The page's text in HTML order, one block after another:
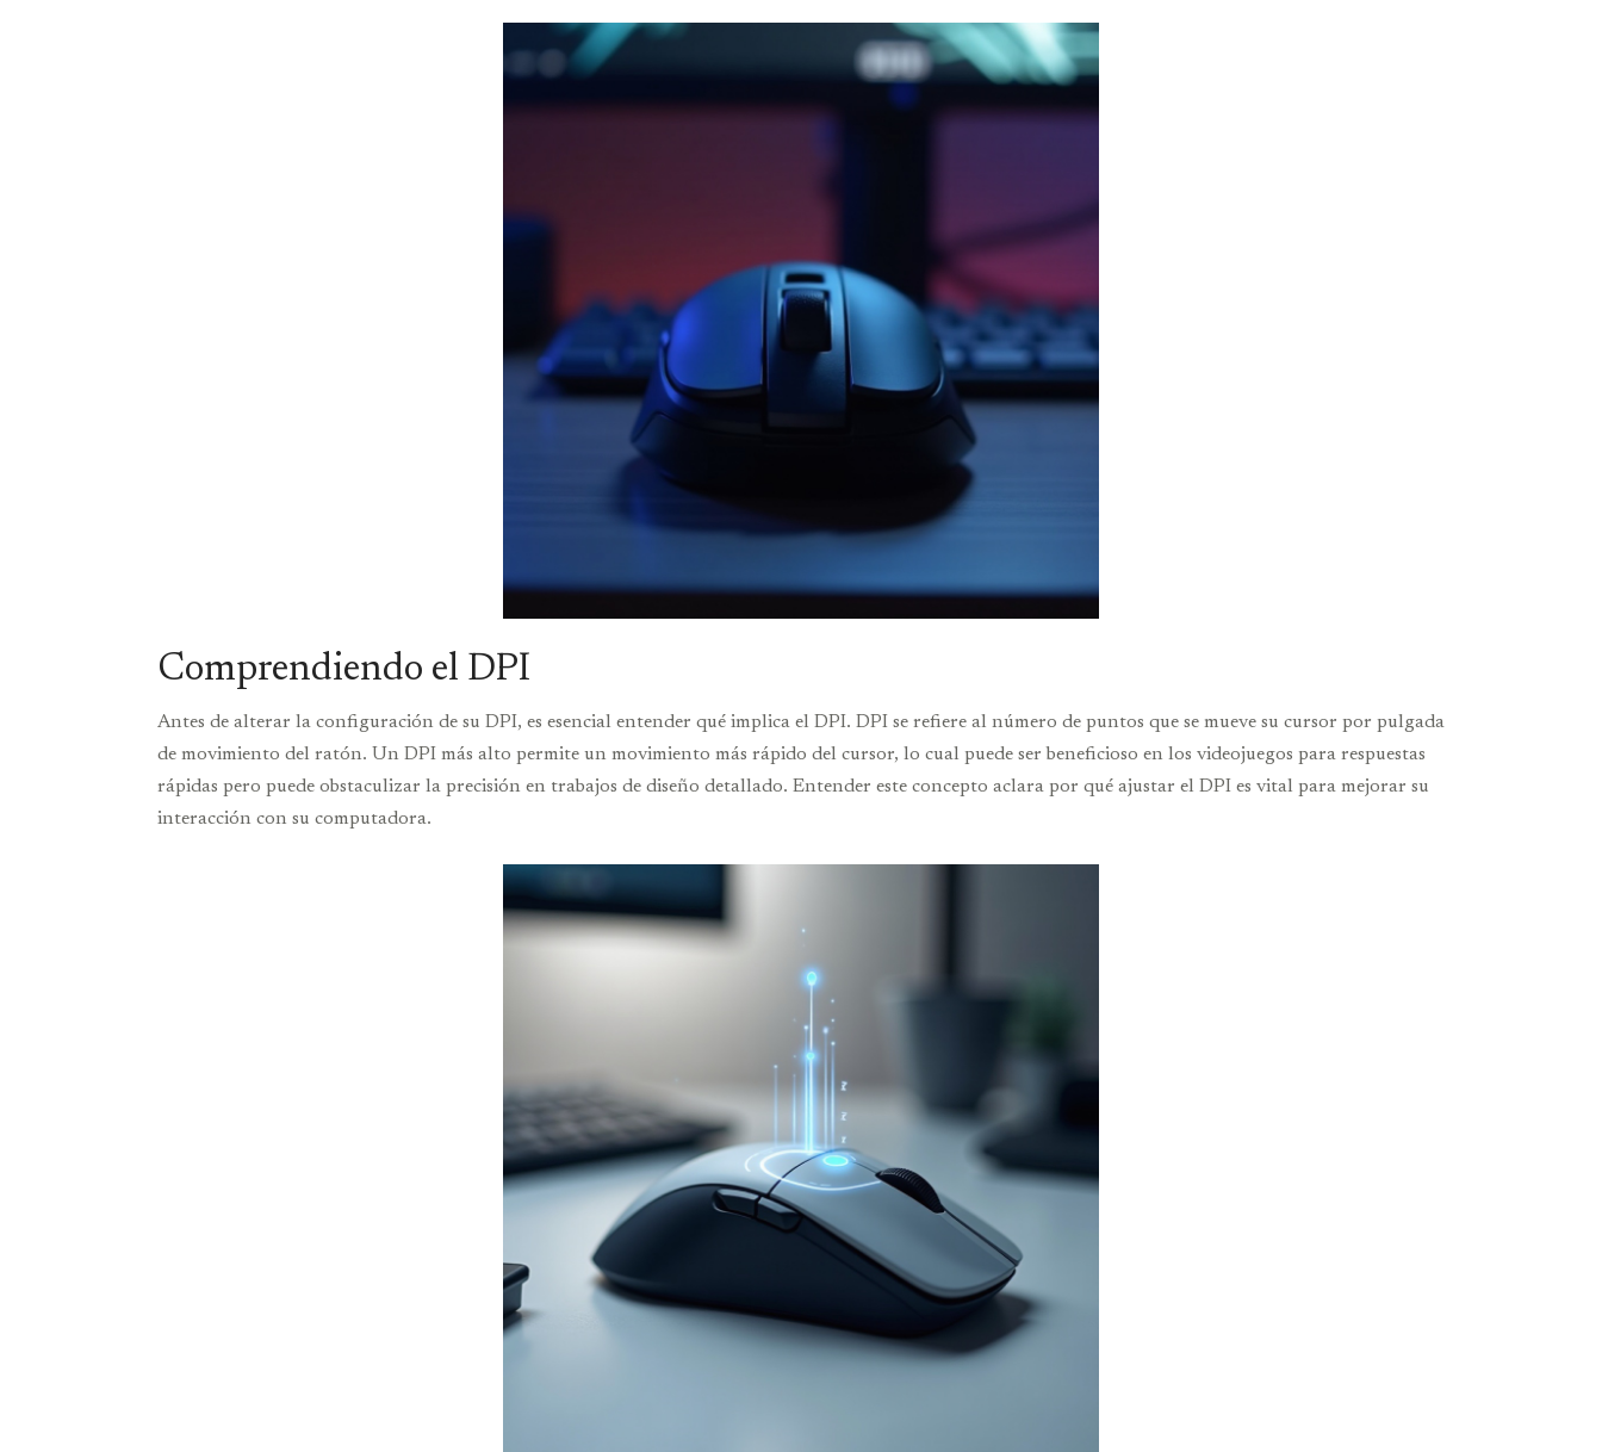
Comprendiendo el DPI
Antes de alterar la configuración de su DPI, es esencial entender qué implica el DPI. DPI se refiere al número de puntos que se mueve su cursor por pulgada
de movimiento del ratón. Un DPI más alto permite un movimiento más rápido del cursor, lo cual puede ser beneficioso en los videojuegos para respuestas
rápidas pero puede obstaculizar la precisión en trabajos de diseño detallado. Entender este concepto aclara por qué ajustar el DPI es vital para mejorar su
interacción con su computadora.